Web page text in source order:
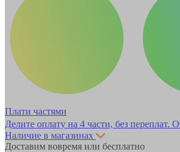
Плати частями
Делите оплату на 4 части, без переплат.
Наличие в магазинах
Доставим вовремя или бесплатно